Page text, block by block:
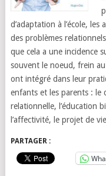
d’adaptation à l’école,
des problèmes
que cela a une incidence
souvent le noeud, frein
ont intégré dans leur
enfants et les parents : le
relationnelle, l’éducation
l’affectivité, le projet de
PARTAGER :